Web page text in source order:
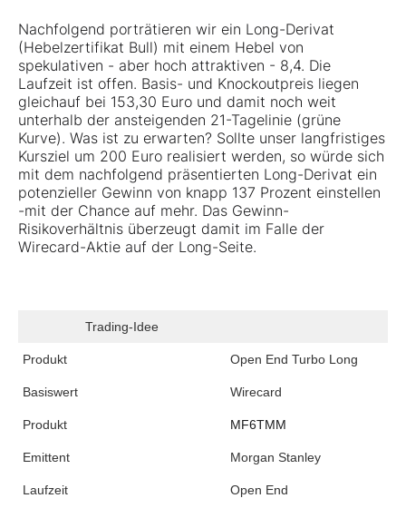
Nachfolgend porträtieren wir ein Long-Derivat
(Hebelzertifikat Bull) mit einem Hebel von
spekulativen - aber hoch attraktiven - 8,4. Die
Laufzeit ist offen. Basis- und Knockoutpreis liegen
gleichauf bei 153,30 Euro und damit noch weit
unterhalb der ansteigenden 21-Tagelinie (grüne
Kurve). Was ist zu erwarten? Sollte unser langfristiges
Kursziel um 200 Euro realisiert werden, so würde sich
mit dem nachfolgend präsentierten Long-Derivat ein
potenzieller Gewinn von knapp 137 Prozent einstellen
-mit der Chance auf mehr. Das Gewinn-
Risikoverhältnis überzeugt damit im Falle der
Wirecard-Aktie auf der Long-Seite.
Trading-Idee
Produkt Open End Turbo Long
Basiswert Wirecard
Produkt MF6TMM
Emittent Morgan Stanley
Laufzeit Open End